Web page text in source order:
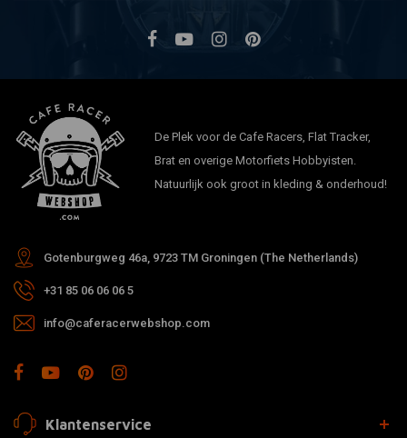
De Plek voor de Cafe Racers, Flat Tracker,
Brat en overige Motorfiets Hobbyisten.
Natuurlijk ook groot in kleding & onderhoud!
Gotenburgweg 46a, 9723 TM Groningen (The Netherlands)
+31 85 06 06 06 5
info@caferacerwebshop.com
Klantenservice